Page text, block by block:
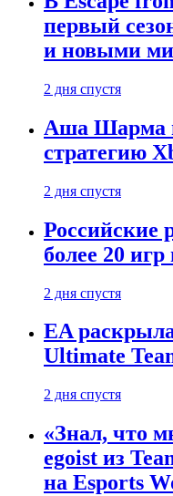
первый
и новыми
2 дня спустя
Аша Шарма
стратегию
2 дня спустя
Российские
более 20
2 дня спустя
EA
Ultimate
2 дня спустя
«Знал, что
egoist из
на Esports